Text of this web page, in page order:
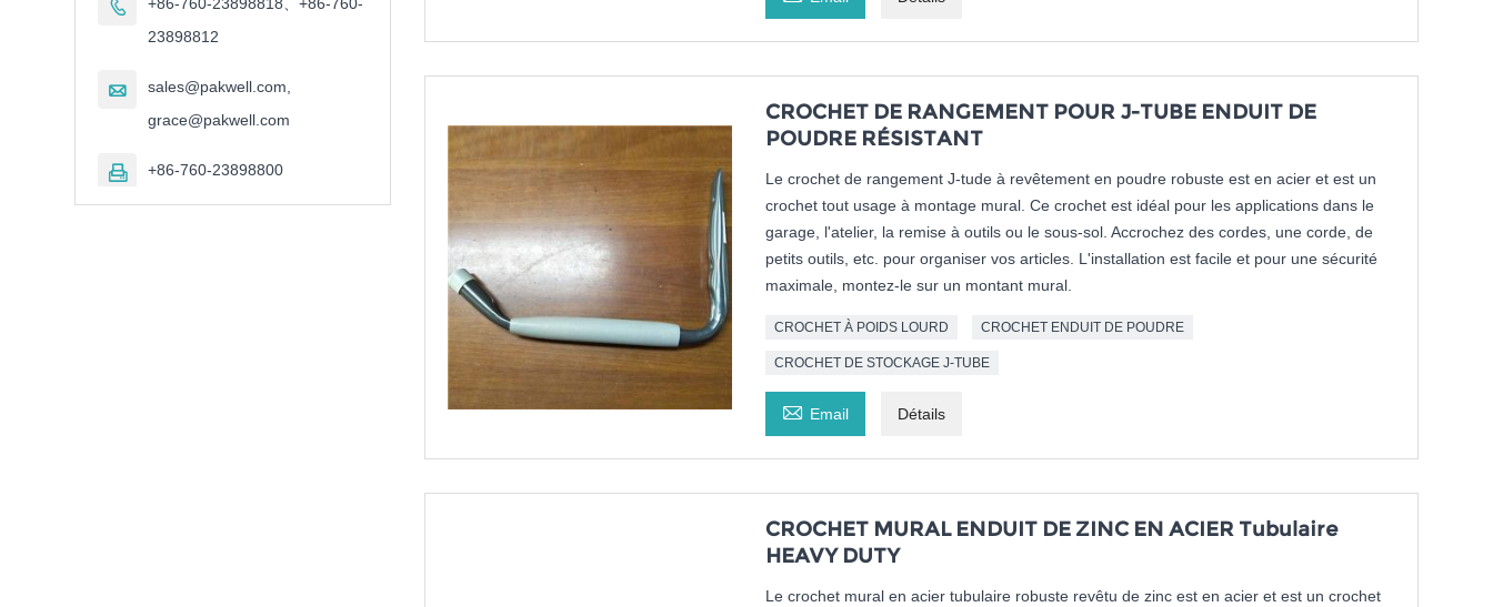
CROCHET DE RANGEMENT POUR J-TUBE ENDUIT DE
POUDRE RÉSISTANT
Le crochet de rangement J-tude à revêtement en poudre robuste est en acier et est un
crochet tout usage à montage mural. Ce crochet est idéal pour les applications dans le
garage, l'atelier, la remise à outils ou le sous-sol. Accrochez des cordes, une corde, de
petits outils, etc. pour organiser vos articles. L'installation est facile et pour une sécurité
maximale, montez-le sur un montant mural.
CROCHET À POIDS LOURD CROCHET ENDUIT DE POUDRE
CROCHET DE STOCKAGE J-TUBE
 Email Détails
CROCHET MURAL ENDUIT DE ZINC EN ACIER Tubulaire
HEAVY DUTY
Le crochet mural en acier tubulaire robuste revêtu de zinc est en acier et est un crochet

23898812

sales@pakwell.com,
grace@pakwell.com
 +86-760-23898800